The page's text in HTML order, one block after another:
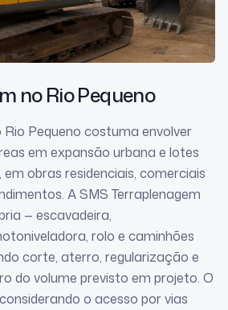
no Rio Pequeno
Pequeno costuma envolver
em expansão urbana e lotes
obras residenciais, comerciais
A SMS Terraplenagem
— escavadeira,
rolo e caminhões
corte, aterro, regularização e
do volume previsto em projeto. O
o acesso por vias